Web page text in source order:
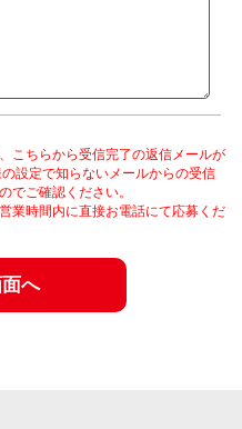
こちらから受信完了の返信メールが
設定で知らないメールからの受信
でご確認ください。
業時間内に直接お電話にて応募くだ
へ